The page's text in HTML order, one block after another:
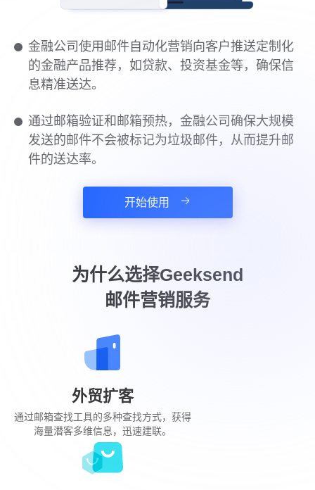
金融公司使用邮件自动化营销向客户推送定制化
的金融产品推荐，如贷款、投资基金等，确保信
息精准送达。
通过邮箱验证和邮箱预热，金融公司确保大规模
发送的邮件不会被标记为垃圾邮件，从而提升邮
件的送达率。
开始使用
为什么选择Geeksend
邮件营销服务
外贸扩客
通过邮箱查找工具的多种查找方式，获得
海量潜客多维信息，迅速建联。